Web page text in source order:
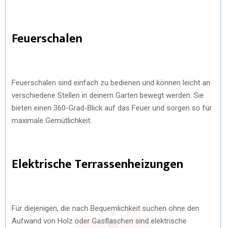
Feuerschalen
Feuerschalen sind einfach zu bedienen und können leicht an
verschiedene Stellen in deinem Garten bewegt werden. Sie
bieten einen 360-Grad-Blick auf das Feuer und sorgen so für
maximale Gemütlichkeit.
Elektrische Terrassenheizungen
Für diejenigen, die nach Bequemlichkeit suchen ohne den
Aufwand von Holz oder Gasflaschen sind elektrische